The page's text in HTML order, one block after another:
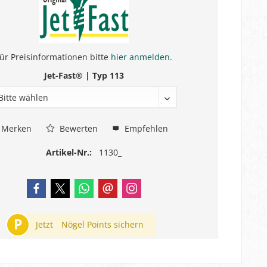
Preisinformationen bitte hier anmelden.
Jet-Fast® | Typ 113
Merken Bewerten Empfehlen
Artikel-Nr.: 1130_
P Jetzt Nögel Points sichern